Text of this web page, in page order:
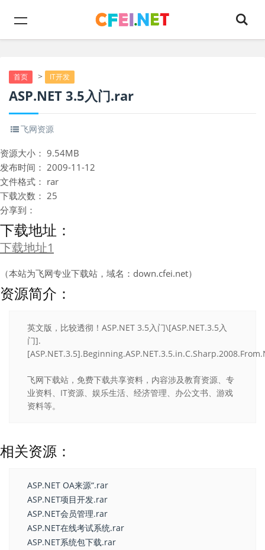
首页 > IT开发
ASP.NET 3.5入门.rar
飞网资源
资源大小： 9.54MB
发布时间： 2009-11-12
文件格式： rar
下载次数： 25
分享到：
下载地址：
下载地址1
（本站为飞网专业下载站，域名：down.cfei.net）
资源简介：
英文版，比较透彻！ASP.NET 3.5入门\[ASP.NET.3.5入
门].
飞网下载站，免费下载共享资料，内容涉及教育资源、专
业资料、IT资源、娱乐生活、经济管理、办公文书、游戏
资料等。
相关资源：
ASP.NET OA来源“.rar
ASP.NET项目开发.rar
ASP.NET会员管理.rar
ASP.NET在线考试系统.rar
ASP.NET系统包下载.rar